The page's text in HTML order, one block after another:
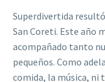
Superdivertida
San Coreti. Este año
acompañado tanto
pequeños. Como
comida, la música,